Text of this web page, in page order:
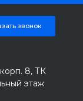
звонок
8, ТК
этаж